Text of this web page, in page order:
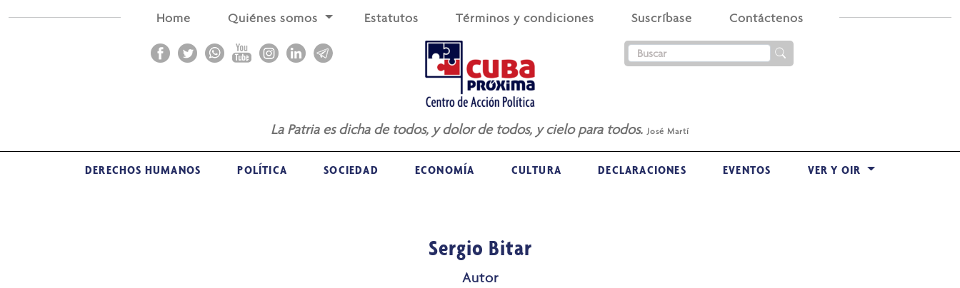
Home Quiénes somos Estatutos Términos y condiciones Suscríbase Contáctenos
La Patria es dicha de todos, y dolor de todos, y cielo para todos. José Martí
DERECHOS HUMANOS POLÍTICA SOCIEDAD ECONOMÍA CULTURA DECLARACIONES EVENTOS VER Y OIR
Sergio Bitar
Autor